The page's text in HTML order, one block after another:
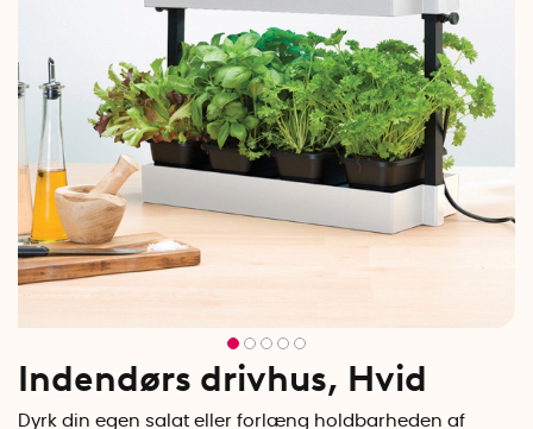
Indendørs drivhus, Hvid
Dyrk din egen salat eller forlæng holdbarheden af